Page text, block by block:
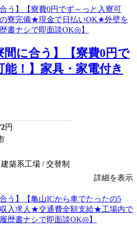
間に合う】【寮費0円で
！】家具・家電付き
円
築系工場 / 交替制
詳細を表示